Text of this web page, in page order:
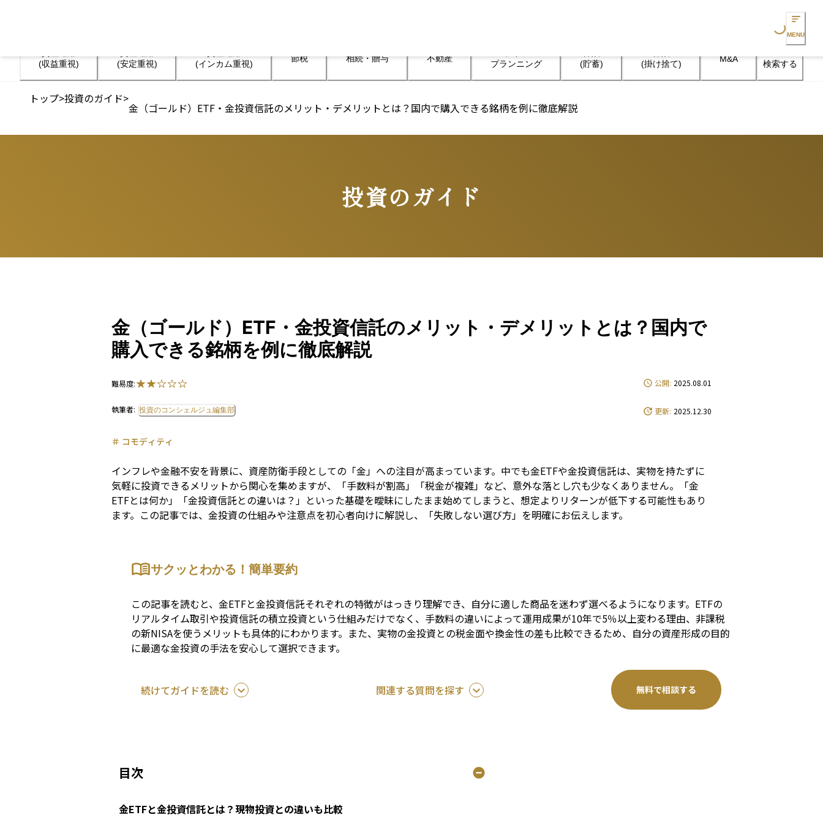
Loading...
MENU
(収益重視)
(安定重視)
(インカム重視)
節税 相続・贈与 不動産
プランニング
(貯蓄)
(掛け捨て)
M&A 検索する
トップ>投資のガイド>
金（ゴールド）ETF・金投資信託のメリット・デメリットとは？国内で購入できる銘柄を例に徹底解説
投資のガイド
Guide
金（ゴールド）ETF・金投資信託のメリット・デメリットとは？国内で
購入できる銘柄を例に徹底解説
難易度:
執筆者: 投資のコンシェルジュ編集部
公開: 2025.08.01
更新: 2025.12.30
＃ コモディティ
インフレや金融不安を背景に、資産防衛手段としての「金」への注目が高まっています。中でも金ETFや金投資信託は、実物を持たずに
気軽に投資できるメリットから関心を集めますが、「手数料が割高」「税金が複雑」など、意外な落とし穴も少なくありません。「金
ETFとは何か」「金投資信託との違いは？」といった基礎を曖昧にしたまま始めてしまうと、想定よりリターンが低下する可能性もあり
ます。この記事では、金投資の仕組みや注意点を初心者向けに解説し、「失敗しない選び方」を明確にお伝えします。
サクッとわかる！簡単要約
この記事を読むと、金ETFと金投資信託それぞれの特徴がはっきり理解でき、自分に適した商品を迷わず選べるようになります。ETFの
リアルタイム取引や投資信託の積立投資という仕組みだけでなく、手数料の違いによって運用成果が10年で5％以上変わる理由、非課税
の新NISAを使うメリットも具体的にわかります。また、実物の金投資との税金面や換金性の差も比較できるため、自分の資産形成の目的
に最適な金投資の手法を安心して選択できます。
続けてガイドを読む 関連する質問を探す 無料で相談する
目次
金ETFと金投資信託とは？現物投資との違いも比較